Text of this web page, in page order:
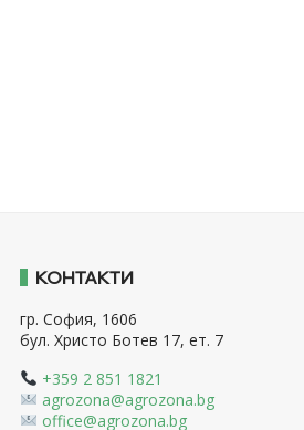
КОНТАКТИ
гр. София, 1606
бул. Христо Ботев 17, ет. 7
+359 2 851 1821
agrozona@agrozona.bg
office@agrozona.bg